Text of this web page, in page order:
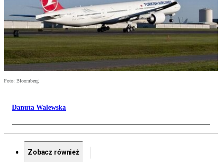
Foto: Bloomberg
Danuta Walewska
Zobacz również